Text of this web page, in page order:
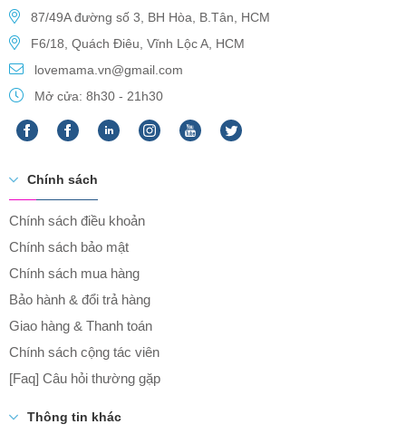
87/49A đường số 3, BH Hòa, B.Tân, HCM
F6/18, Quách Điêu, Vĩnh Lộc A, HCM
lovemama.vn@gmail.com
Mở cửa: 8h30 - 21h30
Chính sách
Chính sách điều khoản
Chính sách bảo mật
Chính sách mua hàng
Bảo hành & đổi trả hàng
Giao hàng & Thanh toán
Chính sách cộng tác viên
[Faq] Câu hỏi thường gặp
Thông tin khác